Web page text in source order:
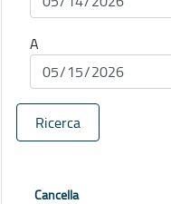
A
Ricerca
Cancella